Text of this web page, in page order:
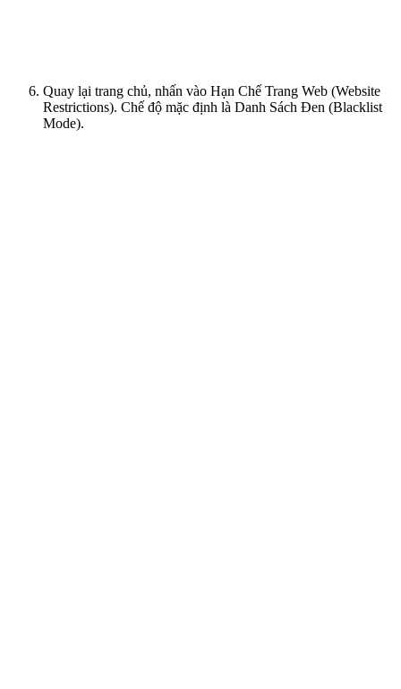
Quay lại trang chủ, nhấn vào Hạn Chế Trang Web (Website
Restrictions). Chế độ mặc định là Danh Sách Đen (Blacklist
Mode).